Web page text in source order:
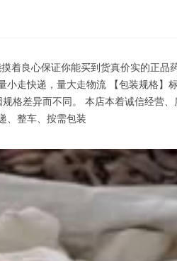
着良心保证你能买到货真价实的正品
走快递，量大走物流 【包装规格】
格差异而不同。 本店本着诚信经营
、整车、按需包装